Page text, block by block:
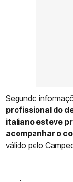
Segundo
profissional do
italiano esteve
acompanhar o
válido pelo